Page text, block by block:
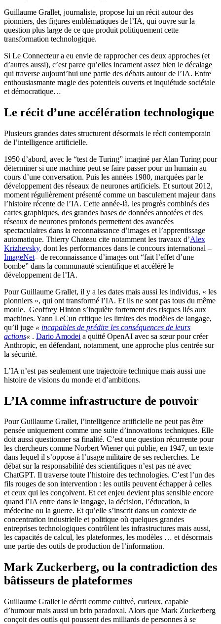
Guillaume Grallet, journaliste, propose lui un récit autour des
pionniers, des figures emblématiques de l’IA, qui ouvre sur la
question plus large de ce que produit politiquement cette
transformation technologique.
Si Le Connecteur a eu envie de rapprocher ces deux approches (et
d’autres aussi), c’est parce qu’elles incarnent assez bien le décalage
qui traverse aujourd’hui une partie des débats autour de l’IA. Entre
enthousiasmante magie des potentiels ouverts et inquiétude sociétale
et démocratique…
Le récit d’une accélération technologique
Plusieurs grandes dates structurent désormais le récit contemporain
de l’intelligence artificielle.
1950 d’abord, avec le “test de Turing” imaginé par Alan Turing pour
déterminer si une machine peut se faire passer pour un humain au
cours d’une conversation. Puis les années 1980, marquées par le
développement des réseaux de neurones artificiels. Et surtout 2012,
moment régulièrement présenté comme un basculement majeur dans
l’histoire récente de l’IA. Cette année-là, les progrès combinés des
cartes graphiques, des grandes bases de données annotées et des
réseaux de neurones profonds permettent des avancées
spectaculaires dans la reconnaissance d’images et l’apprentissage
automatique. Thierry Chateau cite notamment les travaux d’Alex
Krizhevsky, dont les performances dans le concours international –
ImageNet– de reconnaissance d’images ont “fait l’effet d’une
bombe” dans la communauté scientifique et accéléré le
développement de l’IA.
Pour Guillaume Grallet, il y a les dates mais aussi les individus, « les
pionniers », qui ont transformé l’IA. Et ils ne sont pas tous du même
moule. Geoffrey Hinton s’inquiète fortement des risques liés aux
machines. Yann LeCun critique les limites des modèles de langage,
qu’il juge « incapables de prédire les conséquences de leurs
actions« . Dario Amodei a quitté OpenAI avec sa sœur pour créer
Anthropic, en défendant, notamment, une approche plus centrée sur
la sécurité.
L’IA n’est pas seulement une trajectoire technique mais aussi une
histoire de visions du monde et d’ambitions.
L’IA comme infrastructure de pouvoir
Pour Guillaume Grallet, l’intelligence artificielle ne peut pas être
pensée uniquement comme une suite d’innovations techniques. Elle
doit aussi questionner sa finalité. C’est une question récurrente pour
les chercheurs comme Norbert Wiener qui publie, en 1947, un texte
dans lequel il s’oppose à l’usage militaire de ses recherches. Le
débat sur la responsabilité des scientifiques n’est pas né avec
ChatGPT. Il traverse toute l’histoire des technologies. C’est l’un des
fils rouges de son intervention : les outils peuvent échapper à celles
et ceux qui les conçoivent. Et cet enjeu devient plus sensible encore
quand l’IA entre dans le langage, la décision, l’éducation, la
médecine ou la guerre. Et qu’elle s’inscrit dans un contexte de
concentration industrielle et politique où quelques grandes
entreprises technologiques contrôlent les infrastructures mais aussi,
les capacités de calcul, les plateformes, les modèles … et désormais
une partie des outils de production de l’information.
Mark Zuckerberg, ou la contradiction des
bâtisseurs de plateformes
Guillaume Grallet le décrit comme cultivé, curieux, capable
d’humour mais aussi un brin paradoxal. Alors que Mark Zuckerberg
conçoit des outils qui poussent des milliards de personnes à se